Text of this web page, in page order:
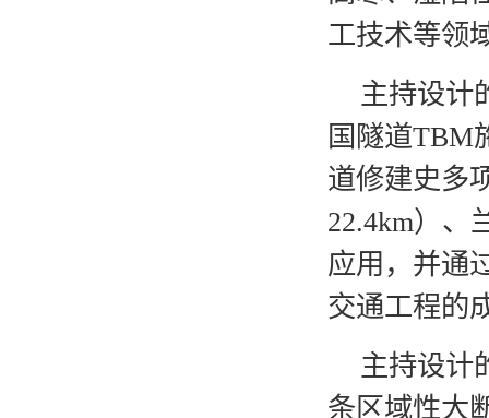
工技术等领
主持设计
国隧道TBM
道修建史多
22.4km）、
应用，并通
交通工程的
主持设计
条区域性大